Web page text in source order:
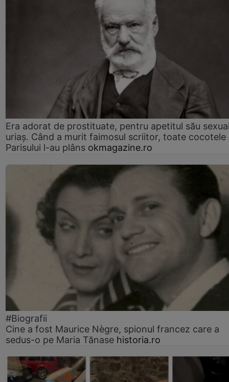
Era adorat de prostituate, pentru apetitul său
uriaș. Când a murit faimosul scriitor, toate cocotele
Parisului l-au plâns okmagazine.ro
#Biografii
Cine a fost Maurice Nègre, spionul francez care a
sedus-o pe Maria Tănase historia.ro